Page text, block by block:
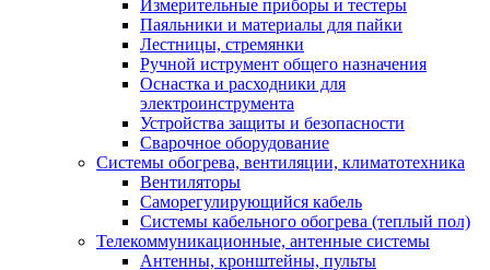
Измерительные приборы и тестеры
Паяльники и материалы для пайки
Лестницы, стремянки
Ручной иструмент общего назначения
Оснастка и расходники для
электроинструмента
Устройства защиты и безопасности
Сварочное оборудование
Системы обогрева, вентиляции, климатотехника
Вентиляторы
Саморегулирующийся кабель
Системы кабельного обогрева (теплый пол)
Телекоммуникационные, антенные системы
Антенны, кронштейны, пульты